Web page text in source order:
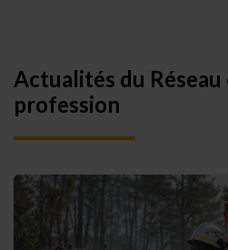
Actualités du Réseau
profession